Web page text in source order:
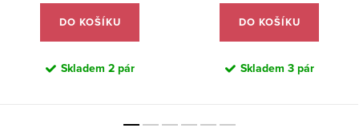
DO KOŠÍKU
Skladem 2 pár
DO KOŠÍKU
Skladem 3 pár